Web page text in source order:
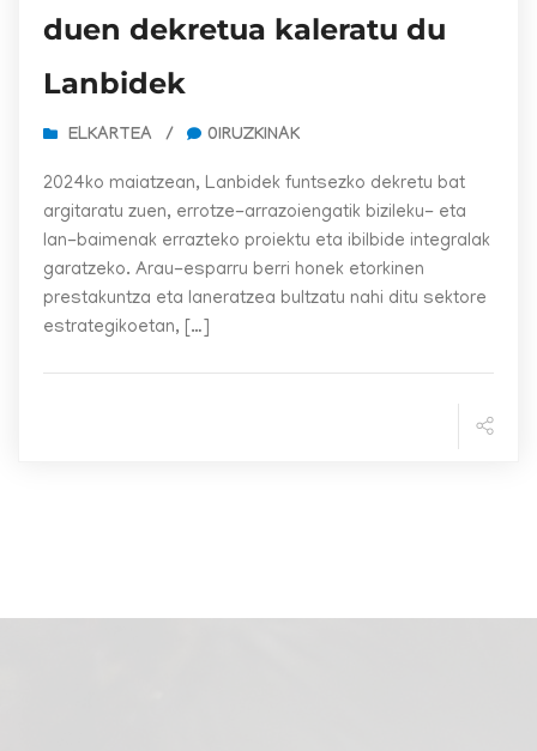
duen dekretua kaleratu du
Lanbidek
ELKARTEA / 0IRUZKINAK
2024ko maiatzean, Lanbidek funtsezko dekretu bat
argitaratu zuen, errotze-arrazoiengatik bizileku- eta
lan-baimenak errazteko proiektu eta ibilbide integralak
garatzeko. Arau-esparru berri honek etorkinen
prestakuntza eta laneratzea bultzatu nahi ditu sektore
estrategikoetan, […]